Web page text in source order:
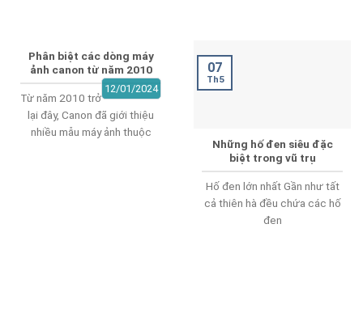
Phân biệt các dòng máy
ảnh canon từ năm 2010
12/01/2024
Từ năm 2010 trở
lại đây, Canon đã giới thiệu
nhiều mẫu máy ảnh thuộc
Những hố đen siêu đặc
biệt trong vũ trụ
Hố đen lớn nhất Gần như tất
cả thiên hà đều chứa các hố
đen
07
Th5